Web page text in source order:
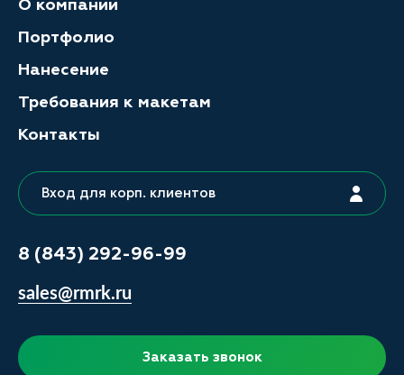
О компании
Портфолио
Нанесение
Требования к макетам
Контакты
Вход для корп. клиентов
8 (843) 292-96-99
sales@rmrk.ru
Заказать звонок